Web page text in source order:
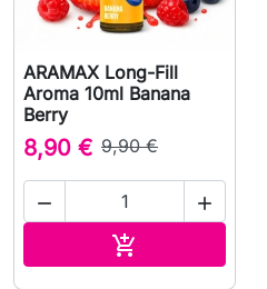
ARAMAX Long-Fill
Aroma 10ml Banana
Berry
8,90 € 9,90 €
 
